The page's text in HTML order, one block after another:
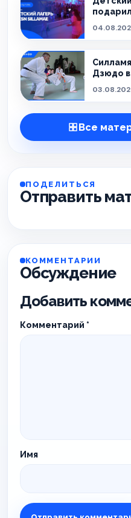
Дзюдо в
Все
ПОДЕЛИТЬСЯ
Отправить
КОММЕНТАРИИ
Обсуждение
Добавить
Комментарий *
Имя